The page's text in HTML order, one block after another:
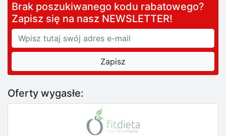
Brak poszukiwanego kodu rabatowego?
Zapisz się na nasz NEWSLETTER!
Oferty wygasłe: